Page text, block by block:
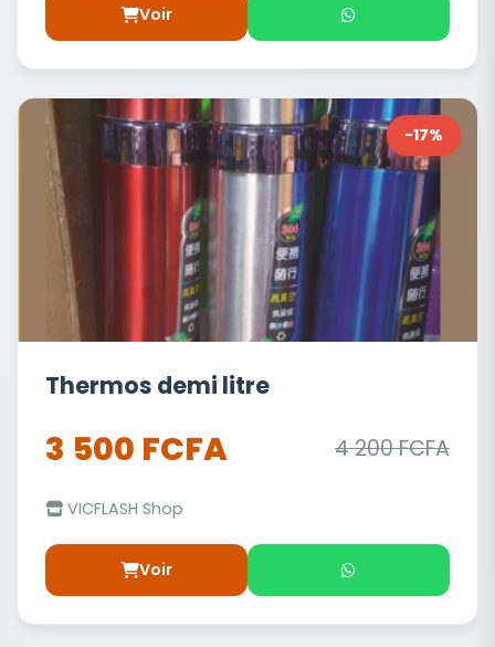
Voir
-17%
Thermos demi litre
3 500 FCFA 4 200 FCFA
VICFLASH Shop
Voir